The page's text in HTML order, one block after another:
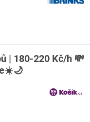
| 180-220 Kč/h 💸